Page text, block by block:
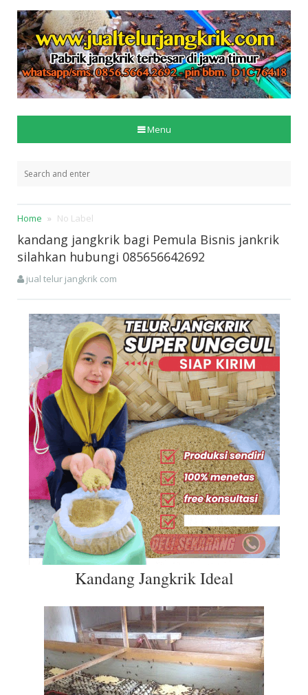
Menu
Home No Label
kandang jangkrik bagi Pemula Bisnis jankrik
silahkan hubungi 085656642692
jual telur jangkrik com
Kandang Jangkrik Ideal